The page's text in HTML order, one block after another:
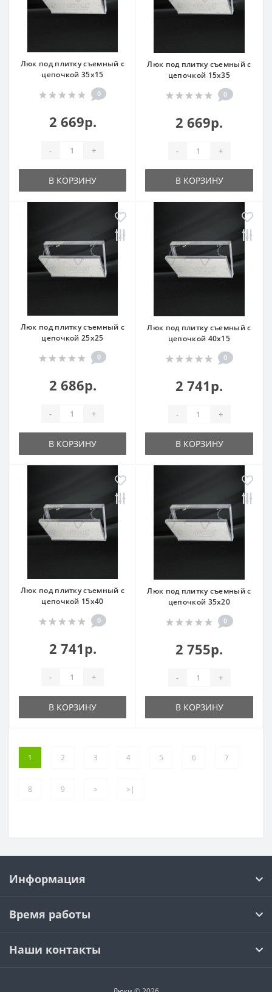
Люк под плитку съемный с
цепочкой 35x15
0
2 669р.
- +
В КОРЗИНУ
Люк под плитку съемный с
цепочкой 15x35
0
2 669р.
- +
В КОРЗИНУ
Люк под плитку съемный с
цепочкой 25x25
0
2 686р.
- +
В КОРЗИНУ
Люк под плитку съемный с
цепочкой 40x15
0
2 741р.
- +
В КОРЗИНУ
Люк под плитку съемный с
цепочкой 15x40
0
2 741р.
- +
В КОРЗИНУ
Люк под плитку съемный с
цепочкой 35x20
0
2 755р.
- +
В КОРЗИНУ
1 2 3 4 5 6 7
8 9 > >|
Информация
Время работы
Наши контакты